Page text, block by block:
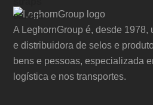
A LeghornGroup é, desde 1978,
e distribuidora de selos e
bens e pessoas, especializada
logística e nos transportes.